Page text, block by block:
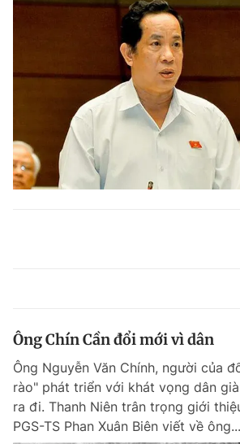
Ông Chín Cần đổi mới vì dân
Ông Nguyễn Văn Chính, người của
rào" phát triển với khát vọng dân
ra đi. Thanh Niên trân trọng giới
PGS-TS Phan Xuân Biên viết về ông...